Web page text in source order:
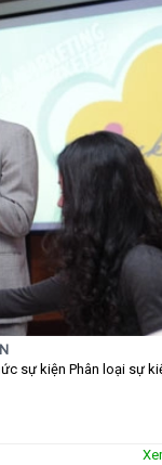
sự kiện Phân loại sự